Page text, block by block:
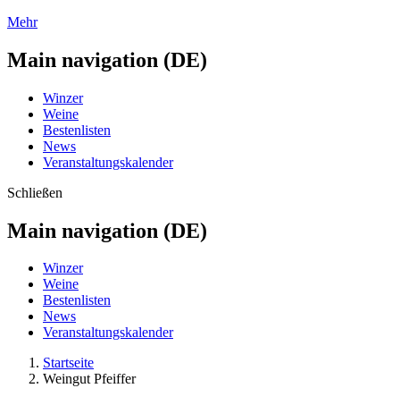
Mehr
Main navigation (DE)
Winzer
Weine
Bestenlisten
News
Veranstaltungskalender
Schließen
Main navigation (DE)
Winzer
Weine
Bestenlisten
News
Veranstaltungskalender
Startseite
Weingut Pfeiffer